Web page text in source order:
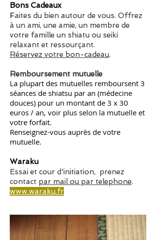
Bons Cadeaux
Faites du bien autour de vous. Offrez
à un ami, une amie, un membre de
votre famille un shiatu ou seiki
relaxant et ressourçant.
Réservez votre bon-cadeau.
Remboursement mutuelle
La plupart des mutuelles remboursent 3
séances de shiatsu par an (médecine
douces) pour un montant de 3 x 30
euros / an, voir plus selon la mutuelle et
votre forfait.
Renseignez-vous auprès de votre
mutuelle.
Waraku
Essai et cour d'initiation, prenez
contact par mail ou par telephone.
www.waraku.fr